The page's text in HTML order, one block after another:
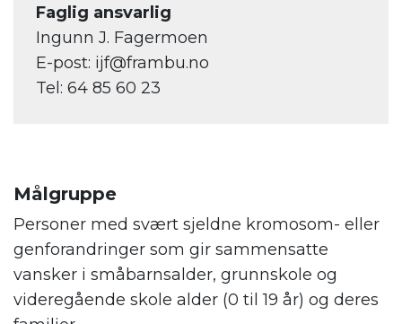
Faglig ansvarlig
Ingunn J. Fagermoen
E-post: ijf@frambu.no
Tel: 64 85 60 23
Målgruppe
Personer med svært sjeldne kromosom- eller
genforandringer som gir sammensatte
vansker i småbarnsalder, grunnskole og
videregående skole alder (0 til 19 år) og deres